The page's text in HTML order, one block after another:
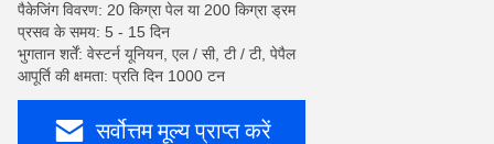
पैकेजिंग विवरण: 20 किग्रा पेल या 200 किग्रा ड्रम
प्रसव के समय: 5 - 15 दिन
भुगतान शर्तें: वेस्टर्न यूनियन, एल / सी, टी / टी, पेपैल
आपूर्ति की क्षमता: प्रति दिन 1000 टन
सर्वोत्तम मूल्य प्राप्त करें